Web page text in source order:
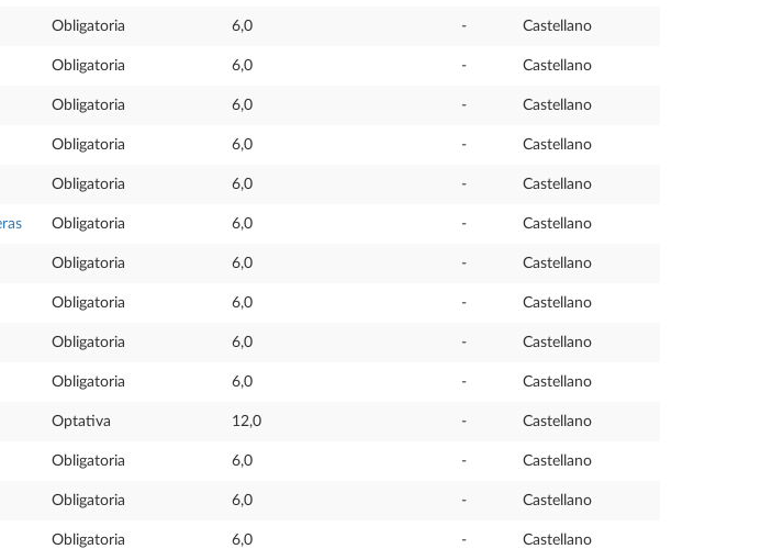
Obligatoria 6,0 - Castellano
Obligatoria 6,0 - Castellano
Obligatoria 6,0 - Castellano
Obligatoria 6,0 - Castellano
Obligatoria 6,0 - Castellano
Obligatoria 6,0 - Castellano
Obligatoria 6,0 - Castellano
Obligatoria 6,0 - Castellano
Obligatoria 6,0 - Castellano
Obligatoria 6,0 - Castellano
Optativa 12,0 - Castellano
Obligatoria 6,0 - Castellano
Obligatoria 6,0 - Castellano
Obligatoria 6,0 - Castellano